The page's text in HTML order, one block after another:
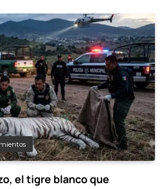
el tigre blanco que